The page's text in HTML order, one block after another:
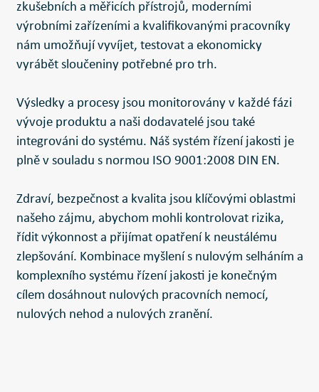
zkušebních a měřicích přístrojů, moderními
výrobními zařízeními a kvalifikovanými pracovníky
nám umožňují vyvíjet, testovat a ekonomicky
vyrábět sloučeniny potřebné pro trh.
Výsledky a procesy jsou monitorovány v každé fázi
vývoje produktu a naši dodavatelé jsou také
integrováni do systému. Náš systém řízení jakosti je
plně v souladu s normou ISO 9001:2008 DIN EN.
Zdraví, bezpečnost a kvalita jsou klíčovými oblastmi
našeho zájmu, abychom mohli kontrolovat rizika,
řídit výkonnost a přijímat opatření k neustálému
zlepšování. Kombinace myšlení s nulovým selháním a
komplexního systému řízení jakosti je konečným
cílem dosáhnout nulových pracovních nemocí,
nulových nehod a nulových zranění.